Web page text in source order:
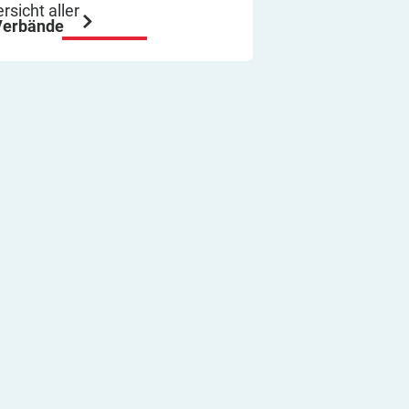
ich immer wieder so machen.
Viel Erfolg
aller